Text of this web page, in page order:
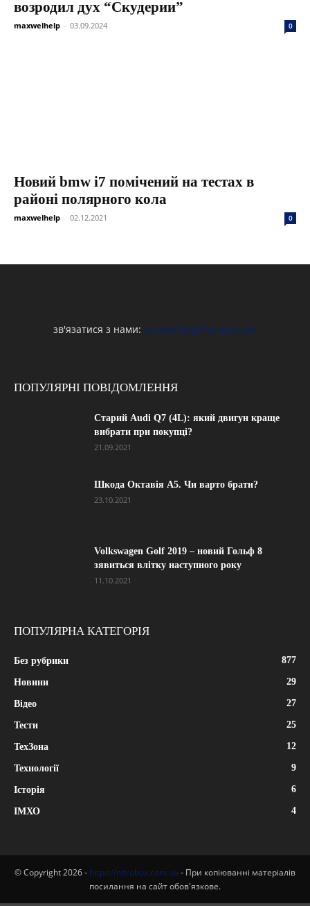
возродил дух “Скудерии”
maxwelhelp - 03.09.2024 0
Новий bmw i7 помічений на тестах в
районі полярного кола
maxwelhelp - 02.12.2021 0
зв'язатися з нами: maxwelhelp@gmail.com
ПОПУЛЯРНІ ПОВІДОМЛЕННЯ
Старий Audi Q7 (4L): який двигун краще
вибрати при покупці?
21.09.2021
Шкода Октавія А5. Чи варто брати?
23.10.2021
Volkswagen Golf 2019 – новий Гольф 8
зявиться влітку наступного року
11.10.2021
ПОПУЛЯРНА КАТЕГОРІЯ
Без рубрики 877
Новини 29
Відео 27
Тести 25
ТехЗона 12
Технології 9
Історія 6
ІМХО 4
© Copyright 2026 - https://nitrobox.com.ua - При копіюванні матеріалів
посилання на сайт обов'язкове.